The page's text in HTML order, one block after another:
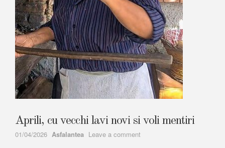
Aprili, cu vecchi lavi novi si voli mentiri
01/04/2026 Author
Asfalantea Leave a comment